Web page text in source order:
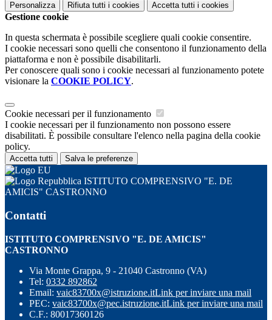
Personalizza Rifiuta tutti i cookies Accetta tutti i cookies
Gestione cookie
In questa schermata è possibile scegliere quali cookie consentire.
I cookie necessari sono quelli che consentono il funzionamento della
piattaforma e non è possibile disabilitarli.
Per conoscere quali sono i cookie necessari al funzionamento potete
visionare la COOKIE POLICY.
Cookie necessari per il funzionamento
I cookie necessari per il funzionamento non possono essere
disabilitati. È possibile consultare l'elenco nella pagina della cookie
policy.
Accetta tutti Salva le preferenze
ISTITUTO COMPRENSIVO "E. DE
AMICIS" CASTRONNO
Contatti
ISTITUTO COMPRENSIVO "E. DE AMICIS"
CASTRONNO
Via Monte Grappa, 9 - 21040 Castronno (VA)
Tel: 0332 892862
Email: vaic83700x@istruzione.itLink per inviare una mail
PEC: vaic83700x@pec.istruzione.itLink per inviare una mail
C.F.: 80017360126